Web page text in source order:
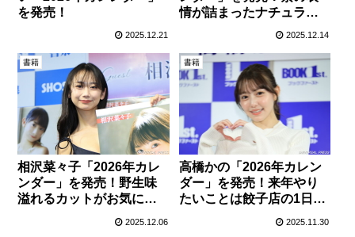
を発売！
2025.12.21
情が詰まったナチュラル
2025.12.14
書籍
相沢菜々子「2026年カレ
ンダー」を発売！野生味
溢れるカットがお気に入
2025.12.06
書籍
高橋かの「2026年カレン
ダー」を発売！来年やり
たいことは餃子店の1日店
2025.11.30